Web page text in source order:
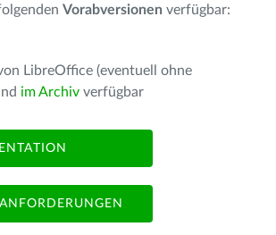
Vorabversionen verfügbar:
LibreOffice (eventuell ohne
im Archiv verfügbar